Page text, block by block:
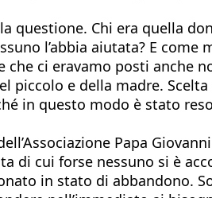
Chi era quella
l’abbia aiutata? E
ci eravamo posti anche
e della madre.
in questo modo è stato
Papa
cui forse nessuno si è
in stato di abbandono.